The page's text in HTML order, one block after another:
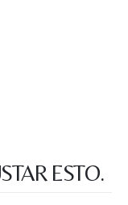
ESTO.